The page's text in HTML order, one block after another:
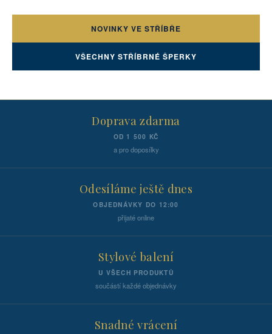
NOVINKY VE STŘÍBŘE
VŠECHNY STŘÍBRNÉ ŠPERKY
Doprava zdarma
OD 1 500 KČ
a pro doposílky
Odesíláme ještě dnes
OBJEDNÁVKY DO 12:00
přijaté online
Stylové balení
U VŠECH PRODUKTŮ
součástí každé objednávky
Snadné vrácení